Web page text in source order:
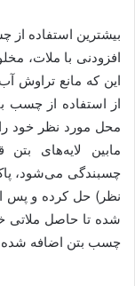
بیشترین استفاده
افزودنی با ملات،
این که مانع تراوش
از استفاده از چسب
محل مورد نظر خود
مابین لایه‌های
چسبندگی می‌شود،
نظر) حل کرده و پس
شده تا حاصل ملاتی
چسب بتن اضافه شده